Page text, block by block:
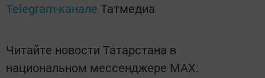
Telegram-канале Татмедиа
Читайте новости Татарстана в
национальном мессенджере MАХ: